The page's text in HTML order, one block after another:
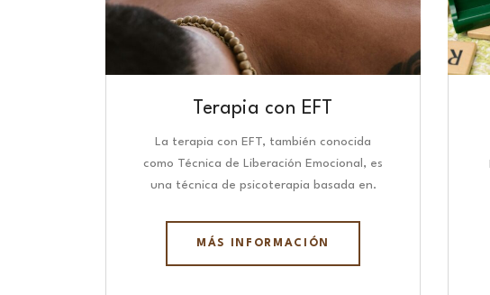
Terapia con EFT
La terapia con EFT, también conocida
como Técnica de Liberación Emocional, es
una técnica de psicoterapia basada en.
MÁS INFORMACIÓN